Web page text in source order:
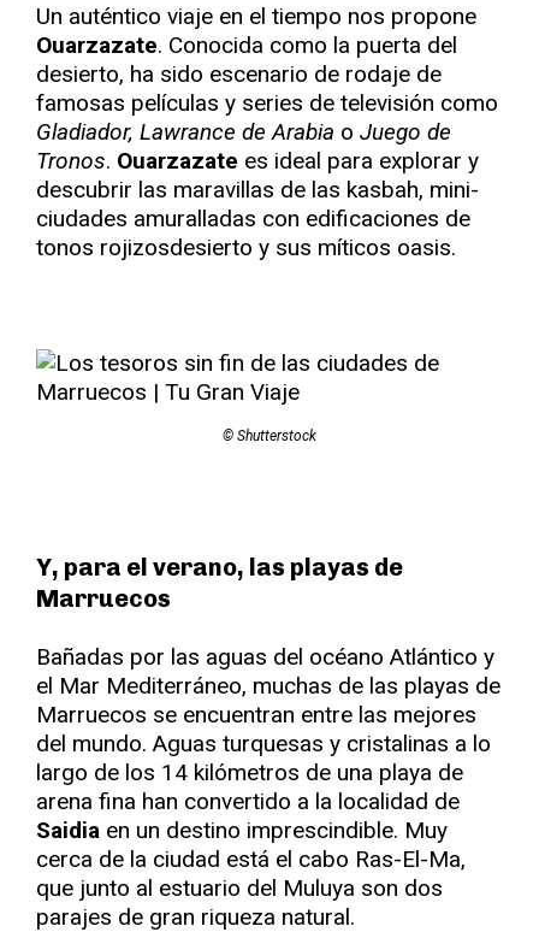
Un auténtico viaje en el tiempo nos propone
Ouarzazate. Conocida como la puerta del
desierto, ha sido escenario de rodaje de
famosas películas y series de televisión como
Gladiador, Lawrance de Arabia o Juego de
Tronos. Ouarzazate es ideal para explorar y
descubrir las maravillas de las kasbah, mini-
ciudades amuralladas con edificaciones de
tonos rojizosdesierto y sus míticos oasis.
© Shutterstock
Y, para el verano, las playas de
Marruecos
Bañadas por las aguas del océano Atlántico y
el Mar Mediterráneo, muchas de las playas de
Marruecos se encuentran entre las mejores
del mundo. Aguas turquesas y cristalinas a lo
largo de los 14 kilómetros de una playa de
arena fina han convertido a la localidad de
Saidia en un destino imprescindible. Muy
cerca de la ciudad está el cabo Ras-El-Ma,
que junto al estuario del Muluya son dos
parajes de gran riqueza natural.